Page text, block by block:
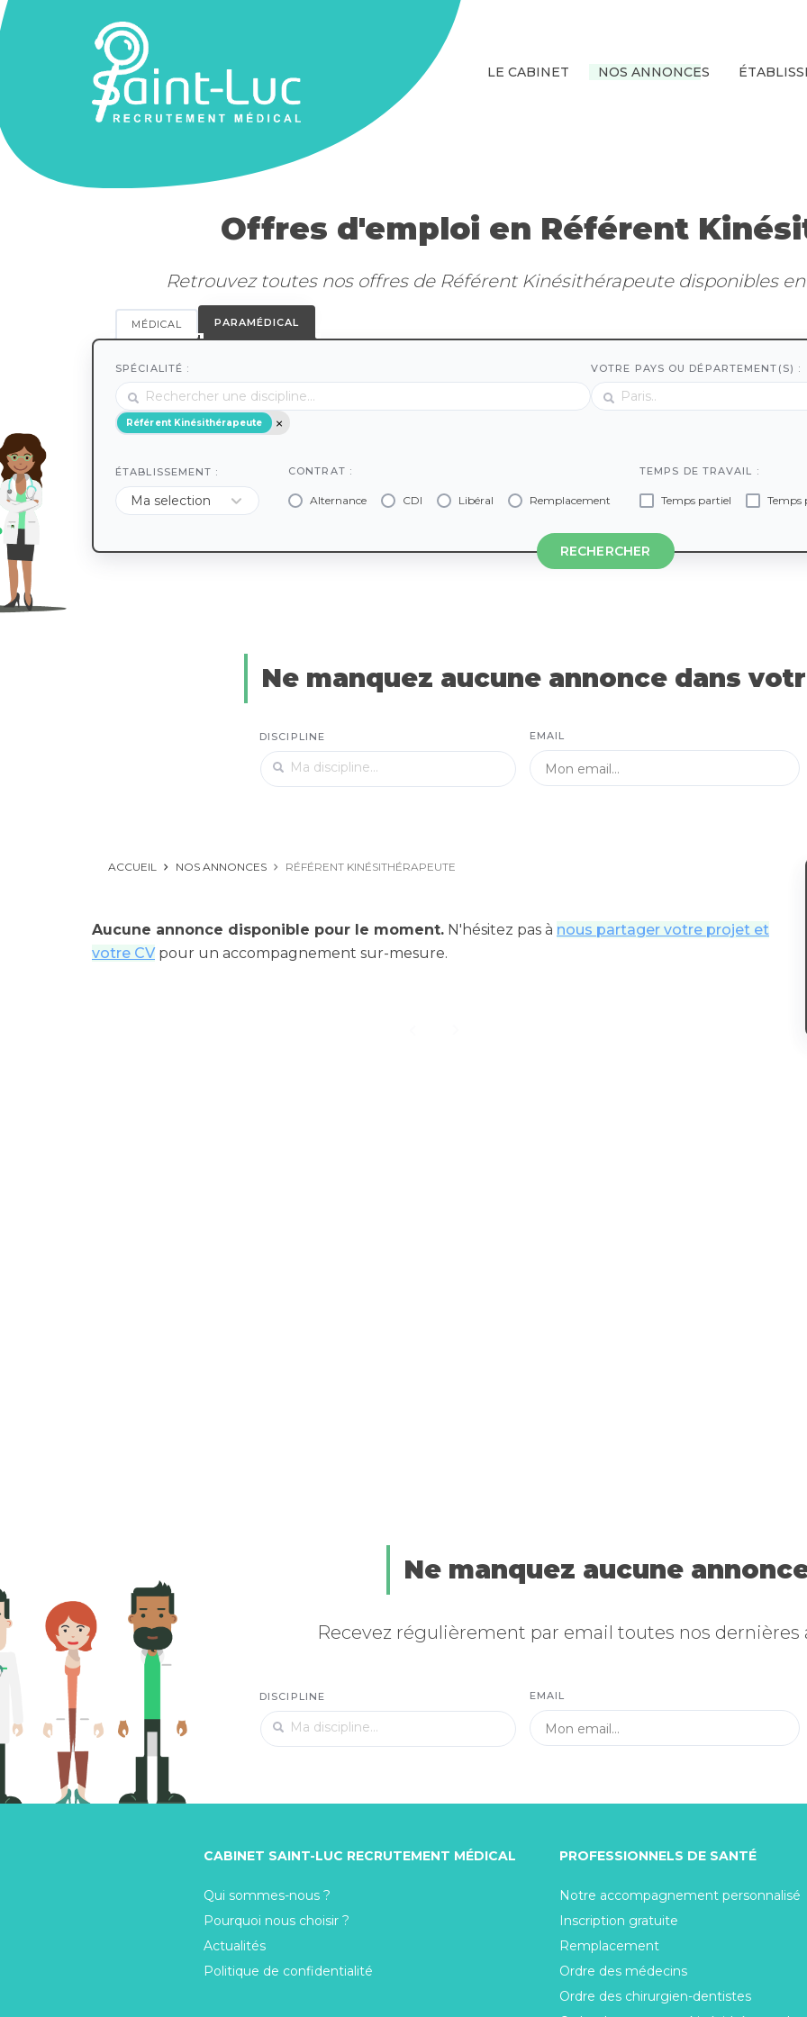
LE CABINET NOS ANNONCES
Offres d'emploi en Référent
Retrouvez toutes nos offres de Référent Kinésithérapeute disponibles
MÉDICAL PARAMÉDICAL
SPÉCIALITÉ :
Référent Kinésithérapeute
VOTRE PAYS OU DÉPARTEMENT(S) :
ÉTABLISSEMENT : CONTRAT :
Alternance CDI Libéral Remplacement
TEMPS DE TRAVAIL :
Temps partiel Temps
RECHERCHER
Ne manquez aucune annonce dans
DISCIPLINE EMAIL
ACCUEIL NOS ANNONCES RÉFÉRENT KINÉSITHÉRAPEUTE
Aucune annonce disponible pour le moment. N'hésitez pas à nous partager votre projet et
votre CVpour un accompagnement sur-mesure.
Ne manquez aucune
Recevez régulièrement par email toutes nos dernières
DISCIPLINE EMAIL
CABINET SAINT-LUC RECRUTEMENT MÉDICAL
Qui sommes-nous ?
Pourquoi nous choisir ?
Actualités
Politique de confidentialité
PROFESSIONNELS DE SANTÉ
Notre accompagnement personnalisé
Inscription gratuite
Remplacement
Ordre des médecins
Ordre des chirurgien-dentistes